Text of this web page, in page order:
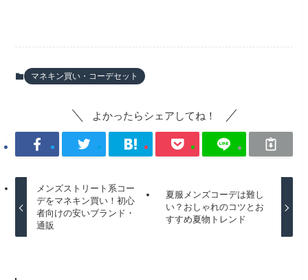
マネキン買い・コーデセット
よかったらシェアしてね！
メンズストリート系コー
デをマネキン買い！初心
者向けの安いブランド・
通販
夏服メンズコーデは難し
い？おしゃれのコツとお
すすめ夏物トレンド